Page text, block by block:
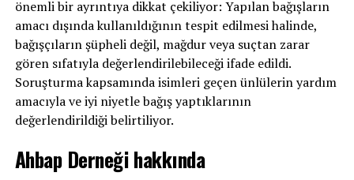
önemli bir ayrıntıya dikkat çekiliyor: Yapılan bağışların
amacı dışında kullanıldığının tespit edilmesi halinde,
bağışçıların şüpheli değil, mağdur veya suçtan zarar
gören sıfatıyla değerlendirilebileceği ifade edildi.
Soruşturma kapsamında isimleri geçen ünlülerin yardım
amacıyla ve iyi niyetle bağış yaptıklarının
değerlendirildiği belirtiliyor.
Ahbap Derneği hakkında